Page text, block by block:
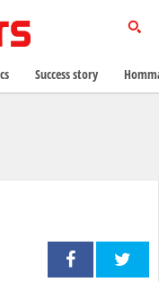
Success story